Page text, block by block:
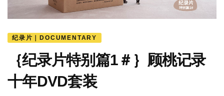
纪录片｜DOCUMENTARY
｛纪录片特别篇1＃｝顾桃记录
十年DVD套装